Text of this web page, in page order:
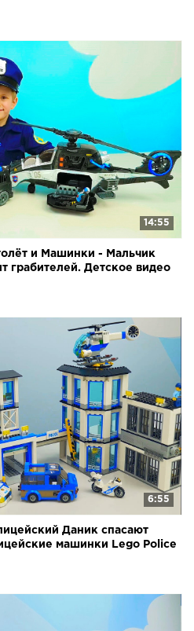
14:55
и Машинки - Мальчик
грабителей. Детское видео
6:55
Даник спасают
машинки Lego Police